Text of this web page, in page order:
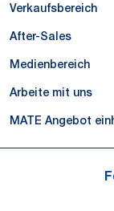
Verkaufsbereich
After-Sales
Medienbereich
Arbeite mit uns
MATE Angebot